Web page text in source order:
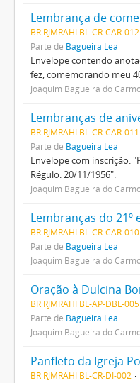
BR RJMRAHI BL-CR-CAR-012
Parte de Bagueira Leal
Envelope contendo
fez, comemorando meu
Joaquim Bagueira do
Lembranças de
BR RJMRAHI BL-CR-CAR-011
Parte de Bagueira Leal
Envelope com inscrição:
Régulo. 20/11/1956".
Joaquim Bagueira do
BR RJMRAHI BL-CR-CAR-010
Parte de Bagueira Leal
Joaquim Bagueira do
Oração à Dulcina
BR RJMRAHI BL-AP-DBL-005
Parte de Bagueira Leal
Joaquim Bagueira do
Panfleto da Igreja
BR RJMRAHI BL-CR-DI-002